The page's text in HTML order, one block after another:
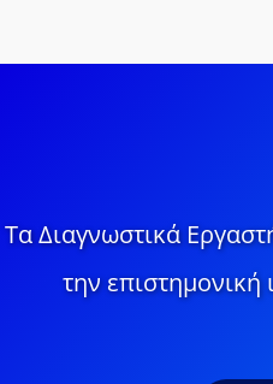
Τα Διαγνωστικά
την επιστημονική